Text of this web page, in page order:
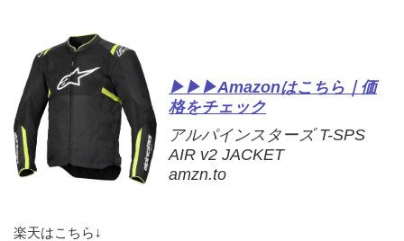
▶▶▶Amazonはこちら｜価
格をチェック
アルパインスターズ T-SPS
AIR v2 JACKET
amzn.to
楽天はこちら↓